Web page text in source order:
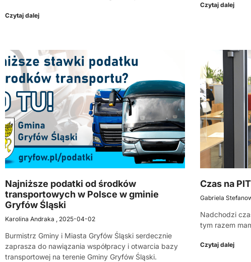
Czytaj dalej
Czytaj dalej
Najniższe podatki od środków
transportowych w Polsce w gminie
Gryfów Śląski
Karolina Andraka 2025-04-02
Burmistrz Gminy i Miasta Gryfów Śląski serdecznie
zaprasza do nawiązania współpracy i otwarcia bazy
transportowej na terenie Gminy Gryfów Śląski.
Czas na PIT
Gabriela
Nadchodzi
tym razem
Czytaj dalej